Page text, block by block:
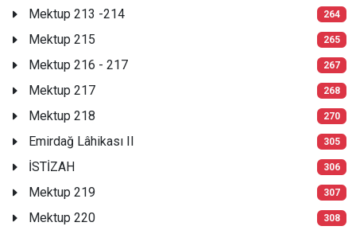
Mektup 213 -214 264
Mektup 215 265
Mektup 216 - 217 267
Mektup 217 268
Mektup 218 270
Emirdağ Lâhikası II 305
İSTİZAH 306
Mektup 219 307
Mektup 220 308